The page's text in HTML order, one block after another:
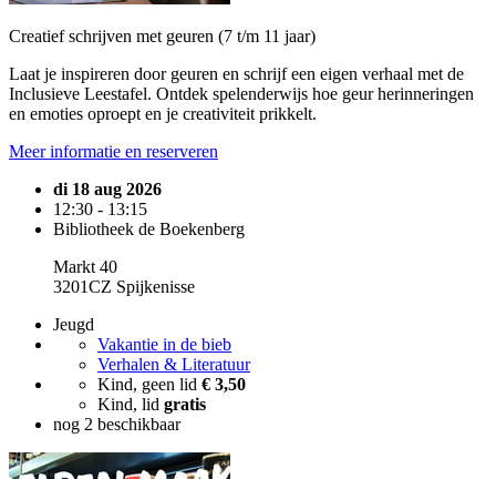
Creatief schrijven met geuren (7 t/m 11 jaar)
Laat je inspireren door geuren en schrijf een eigen verhaal met de
Inclusieve Leestafel. Ontdek spelenderwijs hoe geur herinneringen
en emoties oproept en je creativiteit prikkelt.
Meer informatie en reserveren
di 18 aug 2026
12:30 - 13:15
Bibliotheek de Boekenberg
Markt 40
3201CZ Spijkenisse
Jeugd
Vakantie in de bieb
Verhalen & Literatuur
Kind, geen lid € 3,50
Kind, lid gratis
nog 2 beschikbaar